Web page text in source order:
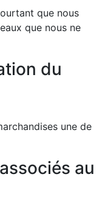
que nous
que nous ne
du
une de
au